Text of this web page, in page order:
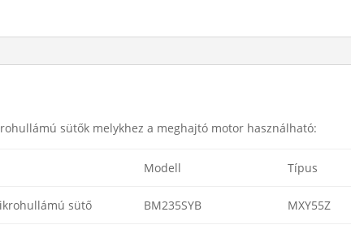
sütők melykhez a meghajtó motor használható:
Modell Típus
sütő BM235SYB MXY55Z